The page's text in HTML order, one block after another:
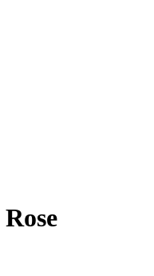
Rose